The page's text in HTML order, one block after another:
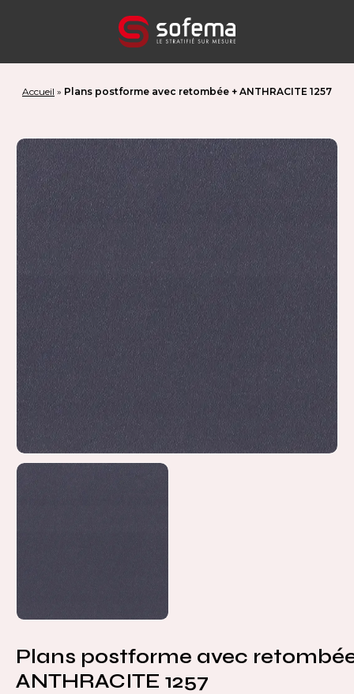
Accueil » Plans postforme avec retombée + ANTHRACITE 1257
Plans postforme avec
ANTHRACITE 1257